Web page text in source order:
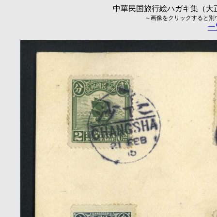
中華民国旅行絵ハガキ集（
～画像をクリックすると
一